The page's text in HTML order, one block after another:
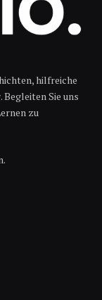
hilfreiche
Sie uns
zu